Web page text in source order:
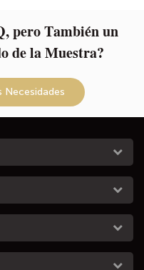
pero También un
de la Muestra?
Necesidades